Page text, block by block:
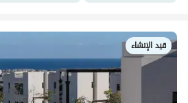
قيد الإنشاء